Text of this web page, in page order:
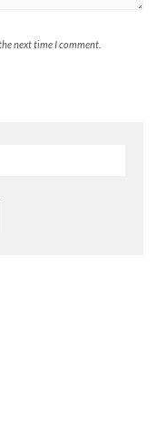
next time I comment.